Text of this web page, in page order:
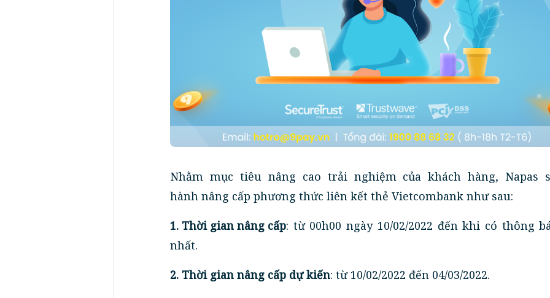
Nhằm mục tiêu nâng cao trải nghiệm của khách hàng, Napas
hành nâng cấp phương thức liên kết thẻ Vietcombank như sau:
1. Thời gian nâng cấp: từ 00h00 ngày 10/02/2022 đến khi có thông
nhất.
2. Thời gian nâng cấp dự kiến: từ 10/02/2022 đến 04/03/2022.